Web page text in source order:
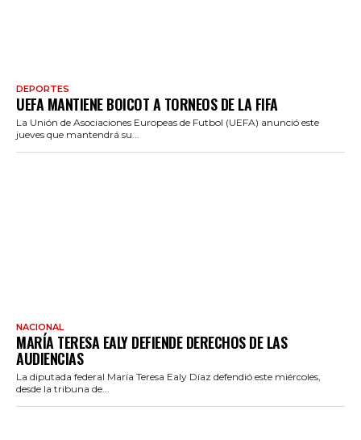
DEPORTES
UEFA MANTIENE BOICOT A TORNEOS DE LA FIFA
La Unión de Asociaciones Europeas de Futbol (UEFA) anunció este
jueves que mantendrá su...
NACIONAL
MARÍA TERESA EALY DEFIENDE DERECHOS DE LAS
AUDIENCIAS
La diputada federal María Teresa Ealy Díaz defendió este miércoles,
desde la tribuna de...